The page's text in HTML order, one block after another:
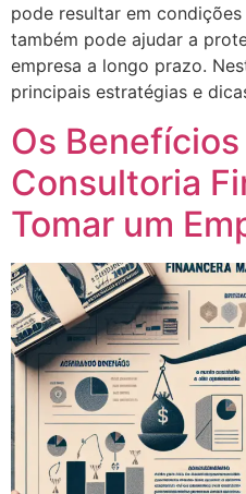
pode resultar em
também pode ajudar a
empresa a longo prazo.
principais estratégias e
Os
Consultoria
Tomar um